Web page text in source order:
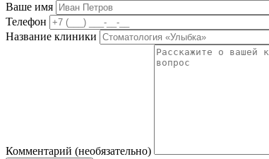
Ваше имя
Телефон
Название клиники
Комментарий (необязательно)